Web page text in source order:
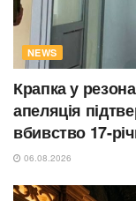
NEWS
Крапка у
апеляція
вбивство 17-
06.08.2026